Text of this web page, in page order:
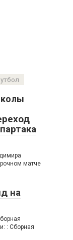
матче
на
: Сборная